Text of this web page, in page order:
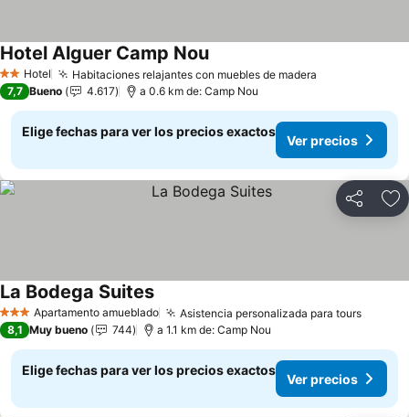
2 Estrellas
Hotel Habitaciones relajantes con muebles de madera
Hotel Alguer Camp Nou
7,7 Bueno 4.617 a 0.6 km de: Camp Nou
Elige fechas para ver los precios exactos
Ver precios
Compartir
3 EstrellasApartamento amueblado Asistencia personalizada para tours
La Bodega Suites
8,1 Muy bueno 744 a 1.1 km de: Camp Nou
Elige fechas para ver los precios exactos
Ver precios